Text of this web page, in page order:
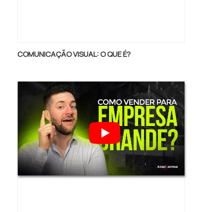
COMUNICAÇÃO VISUAL: O QUE É?